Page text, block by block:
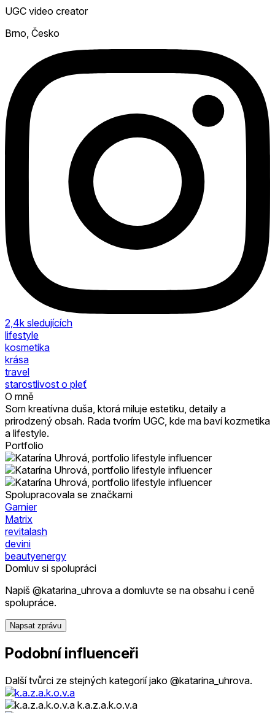
UGC video creator
Brno, Česko
2,4k sledujících
lifestyle
kosmetika
krása
travel
starostlivost o pleť
O mně
Som kreatívna duša, ktorá miluje estetiku, detaily a
prirodzený obsah. Rada tvorím UGC, kde ma baví kozmetika
a lifestyle.
Portfolio
Spolupracovala se značkami
Garnier
Matrix
revitalash
devini
beautyenergy
Domluv si spolupráci
Napiš @katarina_uhrova a domluvte se na obsahu i ceně
spolupráce.
Napsat zprávu
Podobní influenceři
Další tvůrci ze stejných kategorií jako @katarina_uhrova.
k.a.z.a.k.o.v.a